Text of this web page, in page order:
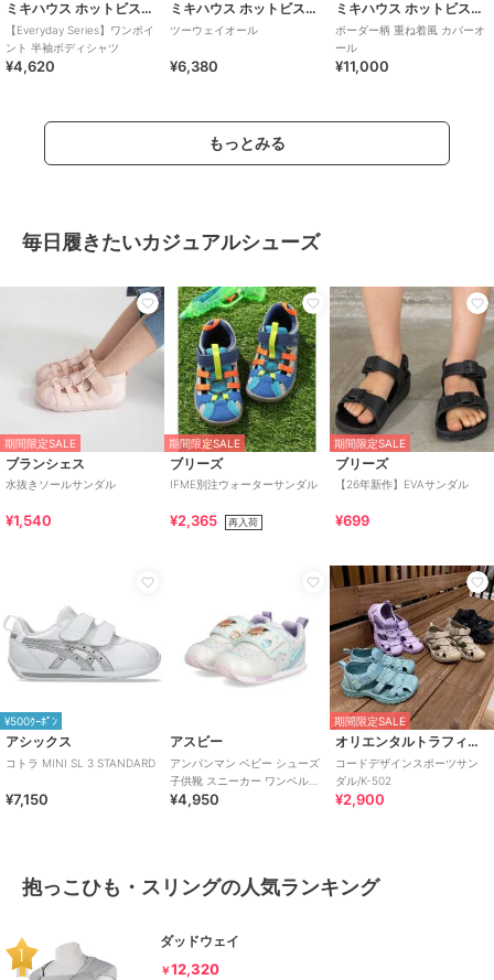
ミキハウス ホットビスケッツ
【Everyday Series】ワンポイ
ント 半袖ボディシャツ
¥4,620
ミキハウス ホットビスケッツ
ツーウェイオール
¥6,380
ミキハウス ホットビスケッツ
ボーダー柄 重ね着風 カバーオ
ール
¥11,000
もっとみる
毎日履きたいカジュアルシューズ
期間限定SALE
ブランシェス
水抜きソールサンダル
¥1,540
期間限定SALE
ブリーズ
IFME別注ウォーターサンダル
¥2,365 再入荷
期間限定SALE
ブリーズ
【26年新作】EVAサンダル
¥699
¥500ｸｰﾎﾟﾝ
アシックス
コトラ MINI SL 3 STANDARD
¥7,150
アスビー
アンパンマン ベビー シューズ
子供靴 スニーカー ワンベルト
AP B62
¥4,950
期間限定SALE
オリエンタルトラフィック
コードデザインスポーツサン
ダル/K-502
¥2,900
抱っこひも・スリングの人気ランキング
ダッドウェイ
￥12,320